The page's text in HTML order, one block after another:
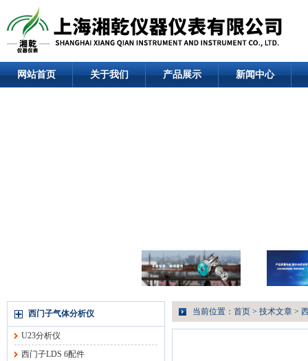
网站首页 关于我们 产品展示 新闻中心
西门子气体分析仪
U23分析仪
西门子LDS 6配件
当前位置： 首页 > 技术文章 >